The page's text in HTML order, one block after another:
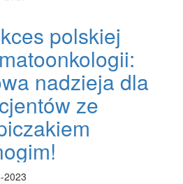
polskiej
nadzieja dla
ze
2023